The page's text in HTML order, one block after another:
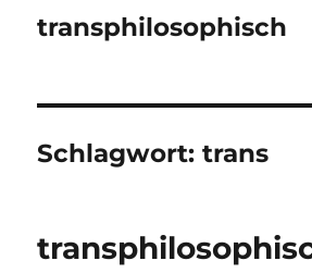
transphilosophisch
Schlagwort:trans